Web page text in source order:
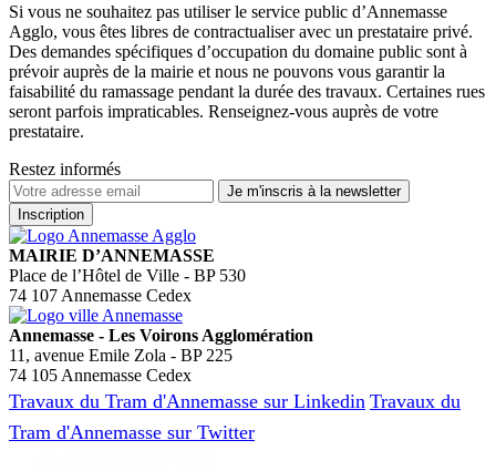
Si vous ne souhaitez pas utiliser le service public d’Annemasse
Agglo, vous êtes libres de contractualiser avec un prestataire privé.
Des demandes spécifiques d’occupation du domaine public sont à
prévoir auprès de la mairie et nous ne pouvons vous garantir la
faisabilité du ramassage pendant la durée des travaux. Certaines rues
seront parfois impraticables. Renseignez-vous auprès de votre
prestataire.
Restez informés
MAIRIE D’ANNEMASSE
Place de l’Hôtel de Ville - BP 530
74 107 Annemasse Cedex
Annemasse - Les Voirons Agglomération
11, avenue Emile Zola - BP 225
74 105 Annemasse Cedex
Travaux du Tram d'Annemasse sur Linkedin Travaux du
Tram d'Annemasse sur Twitter